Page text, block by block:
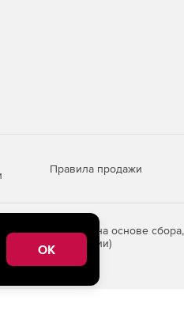
Правила продажи
информации на основе сбора,
Федерации)
OK